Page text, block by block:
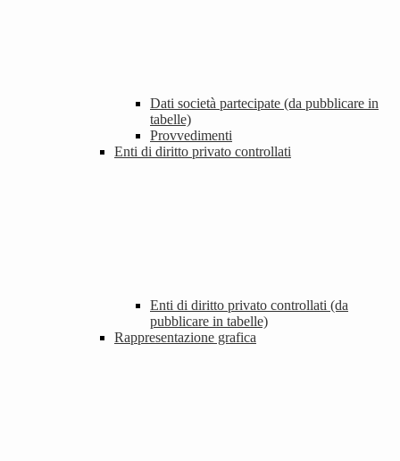
Dati società partecipate (da pubblicare in
tabelle)
Provvedimenti
Enti di diritto privato controllati
Enti di diritto privato controllati (da
pubblicare in tabelle)
Rappresentazione grafica